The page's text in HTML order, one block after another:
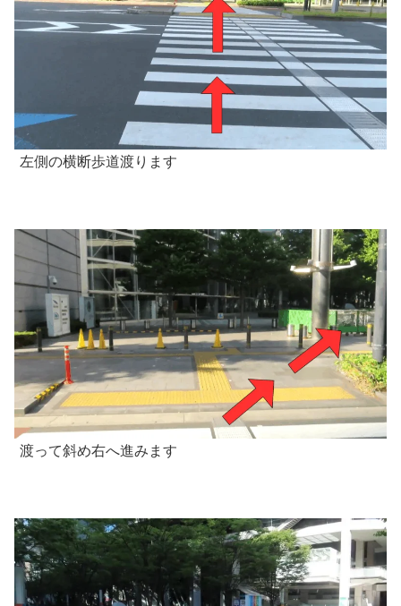
左側の横断歩道渡ります
渡って斜め右へ進みます